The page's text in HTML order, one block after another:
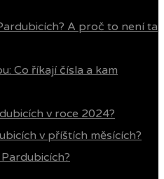
A proč to není ta
Co říkají čísla a kam
v roce 2024?
v příštích měsících?